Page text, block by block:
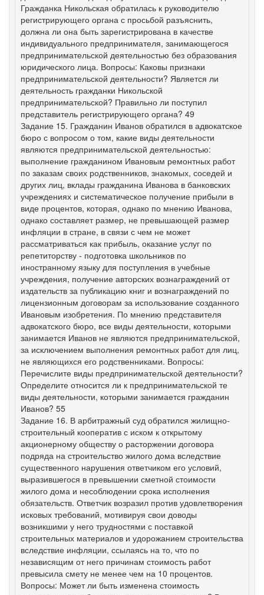
Гражданка Никольская обратилась к руководителю
регистрирующего органа с просьбой разъяснить,
должна ли она быть зарегистрирована в качестве
индивидуального предпринимателя, занимающегося
предпринимательской деятельностью без образования
юридического лица. Вопросы: Каковы признаки
предпринимательской деятельности? Является ли
деятельность гражданки Никольской
предпринимательской? Правильно ли поступил
представитель регистрирующего органа? 49
Задание 15. Гражданин Иванов обратился в адвокатское
бюро с вопросом о том, какие виды деятельности
являются предпринимательской деятельностью:
выполнение гражданином Ивановым ремонтных работ
по заказам своих родственников, знакомых, соседей и
других лиц, вклады гражданина Иванова в банковских
учреждениях и систематическое получение прибыли в
виде процентов, которая, однако по мнению Иванова,
однако составляет размер, не превышающей размер
инфляции в стране, в связи с чем не может
рассматриваться как прибыль, оказание услуг по
репетиторству - подготовка школьников по
иностранному языку для поступления в учебные
учреждения, получение авторских вознаграждений от
издательств за публикацию книг и вознаграждений по
лицензионным договорам за использование созданного
Ивановым изобретения. По мнению представителя
адвокатского бюро, все виды деятельности, которыми
занимается Иванов не являются предпринимательской,
за исключением выполнения ремонтных работ для лиц,
не являющихся его родственниками. Вопросы:
Перечислите виды предпринимательской деятельности?
Определите относится ли к предпринимательской те
виды деятельности, которыми занимается гражданин
Иванов? 55
Задание 16. В арбитражный суд обратился жилищно-
строительный кооператив с иском к открытому
акционерному обществу о расторжении договора
подряда на строительство жилого дома вследствие
существенного нарушения ответчиком его условий,
выразившегося в превышении сметной стоимости
жилого дома и несоблюдении срока исполнения
обязательств. Ответчик возразил против удовлетворения
исковых требований, мотивируя свои доводы
возникшими у него трудностями с поставкой
строительных материалов и удорожанием строительства
вследствие инфляции, ссылаясь на то, что по
независящим от него причинам стоимость работ
превысила смету не менее чем на 10 процентов.
Вопросы: Может ли быть изменена стоимость